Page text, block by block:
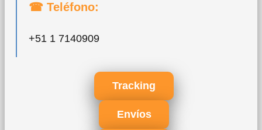
☎ Teléfono:
+51 1 7140909
Tracking
Envíos